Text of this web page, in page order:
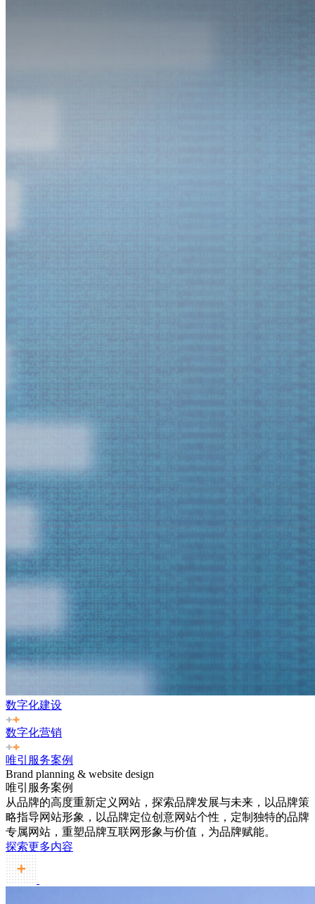
数字化建设
数字化营销
唯引服务案例
Brand planning & website design
唯引服务案例
从品牌的高度重新定义网站，探索品牌发展与未来，以品牌策
略指导网站形象，以品牌定位创意网站个性，定制独特的品牌
专属网站，重塑品牌互联网形象与价值，为品牌赋能。
探索更多内容